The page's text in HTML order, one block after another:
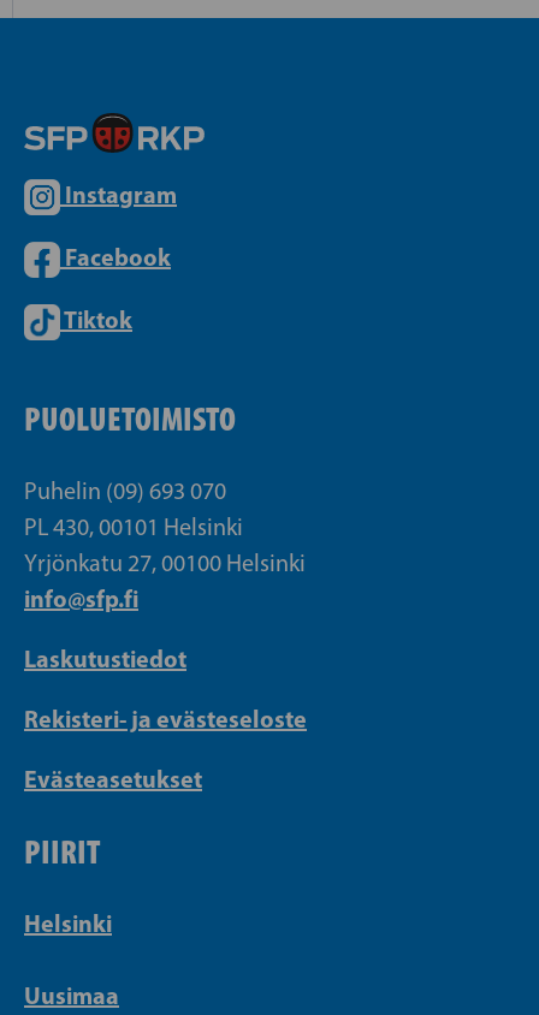
Instagram
Facebook
Tiktok
PUOLUETOIMISTO
Puhelin (09) 693 070
PL 430, 00101 Helsinki
Yrjönkatu 27, 00100 Helsinki
info@sfp.fi
Laskutustiedot
Rekisteri- ja evästeseloste
Evästeasetukset
PIIRIT
Helsinki
Uusimaa